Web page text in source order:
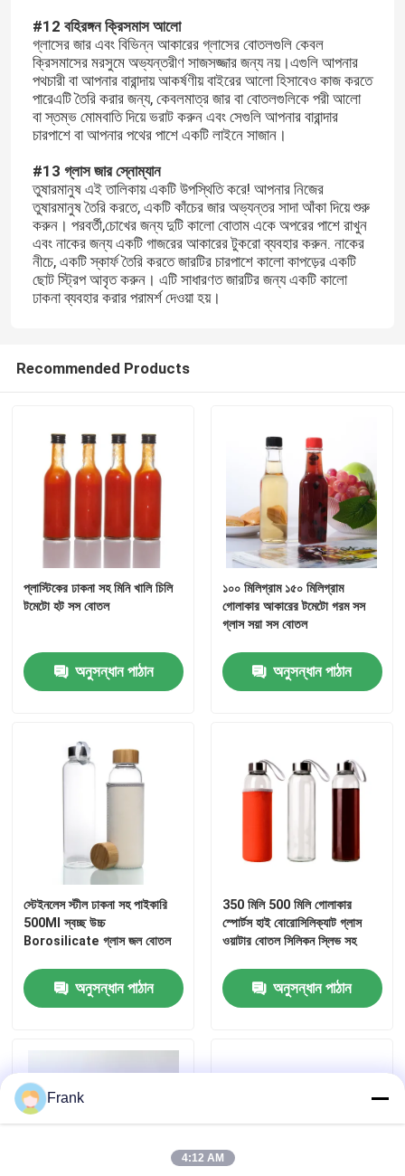
গৃহস্থালি গ্লাসওয়্যার
#12 বহিরঙ্গন ক্রিসমাস আলো
গ্লাসের জার এবং বিভিন্ন আকারের গ্লাসের বোতলগুলি কেবল
ক্রিসমাসের মরসুমে অভ্যন্তরীণ সাজসজ্জার জন্য নয়।এগুলি আপনার
পথচারী বা আপনার বারান্দায় আকর্ষণীয় বাইরের আলো হিসাবেও কাজ করতে
পারেএটি তৈরি করার জন্য, কেবলমাত্র জার বা বোতলগুলিকে পরী আলো
বা স্তম্ভ মোমবাতি দিয়ে ভরাট করুন এবং সেগুলি আপনার বারান্দার
চারপাশে বা আপনার পথের পাশে একটি লাইনে সাজান।
#13 গ্লাস জার স্নোম্যান
তুষারমানুষ এই তালিকায় একটি উপস্থিতি করে! আপনার নিজের
তুষারমানুষ তৈরি করতে, একটি কাঁচের জার অভ্যন্তর সাদা আঁকা দিয়ে শুরু
করুন। পরবর্তী,চোখের জন্য দুটি কালো বোতাম একে অপরের পাশে রাখুন
এবং নাকের জন্য একটি গাজরের আকারের টুকরো ব্যবহার করুন. নাকের
নীচে, একটি স্কার্ফ তৈরি করতে জারটির চারপাশে কালো কাপড়ের একটি
ছোট স্ট্রিপ আবৃত করুন। এটি সাধারণত জারটির জন্য একটি কালো
ঢাকনা ব্যবহার করার পরামর্শ দেওয়া হয়।
Recommended Products
প্লাস্টিকের ঢাকনা সহ মিনি খালি চিলি
টমেটো হট সস বোতল
অনুসন্ধান পাঠান
১০০ মিলিগ্রাম ১৫০ মিলিগ্রাম
গোলাকার আকারের টমেটো গরম সস
গ্লাস সয়া সস বোতল
অনুসন্ধান পাঠান
স্টেইনলেস স্টীল ঢাকনা সহ পাইকারি
500Ml স্বচ্ছ উচ্চ
Borosilicate গ্লাস জল বোতল
অনুসন্ধান পাঠান
350 মিলি 500 মিলি গোলাকার
স্পোর্টস হাই বোরোসিলিক্যাট গ্লাস
ওয়াটার বোতল সিলিকন স্লিভ সহ
অনুসন্ধান পাঠান
Frank
4:12 AM